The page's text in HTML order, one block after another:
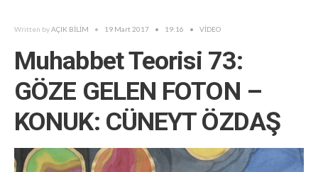
Written byAÇIK BİLİM • 19 Mart 2017 • 19:16 • VİDEO
Muhabbet Teorisi 73:
GÖZE GELEN FOTON –
KONUK: CÜNEYT ÖZDAŞ